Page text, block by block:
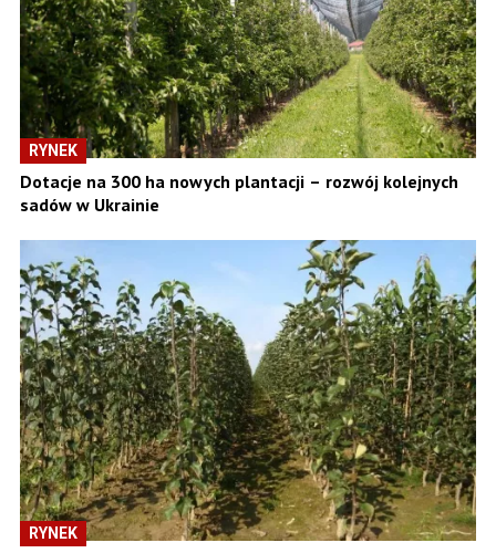
RYNEK
Dotacje na 300 ha nowych plantacji – rozwój kolejnych
sadów w Ukrainie
RYNEK